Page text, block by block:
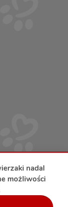
nadal
możliwości